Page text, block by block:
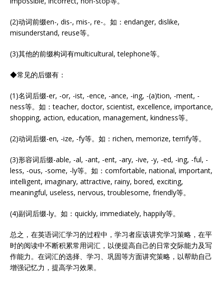
(2)动词前缀en-, dis-, mis-, re-。如：endanger, dislike,
misunderstand, reuse等。
(3)其他的前缀构词有multicultural, telephone等。
◆常见的后缀有：
(1)名词后缀-er, -or, -ist, -ence, -ance, -ing, -(a)tion, -ment, -
ness等。如：teacher, doctor, scientist, excellence, importance,
shopping, action, education, management, kindness等。
(2)动词后缀-en, -ize, -fy等。如：richen, memorize, terrify等。
(3)形容词后缀-able, -al, -ant, -ent, -ary, -ive, -y, -ed, -ing, -ful, -
less, -ous, -some, -ly等。如：comfortable, national, important,
intelligent, imaginary, attractive, rainy, bored, exciting,
meaningful, useless, nervous, troublesome, friendly等。
(4)副词后缀-ly。如：quickly, immediately, happily等。
总之，在英语词汇学习的过程中，学习者应该讲究学习策略，在平
时的阅读中不断积累常用词汇，以便提高自己的日常交际能力及写
作能力。在词汇的选择、学习、巩固等方面讲究策略，以帮助自己
增强记忆力，提高学习效果。